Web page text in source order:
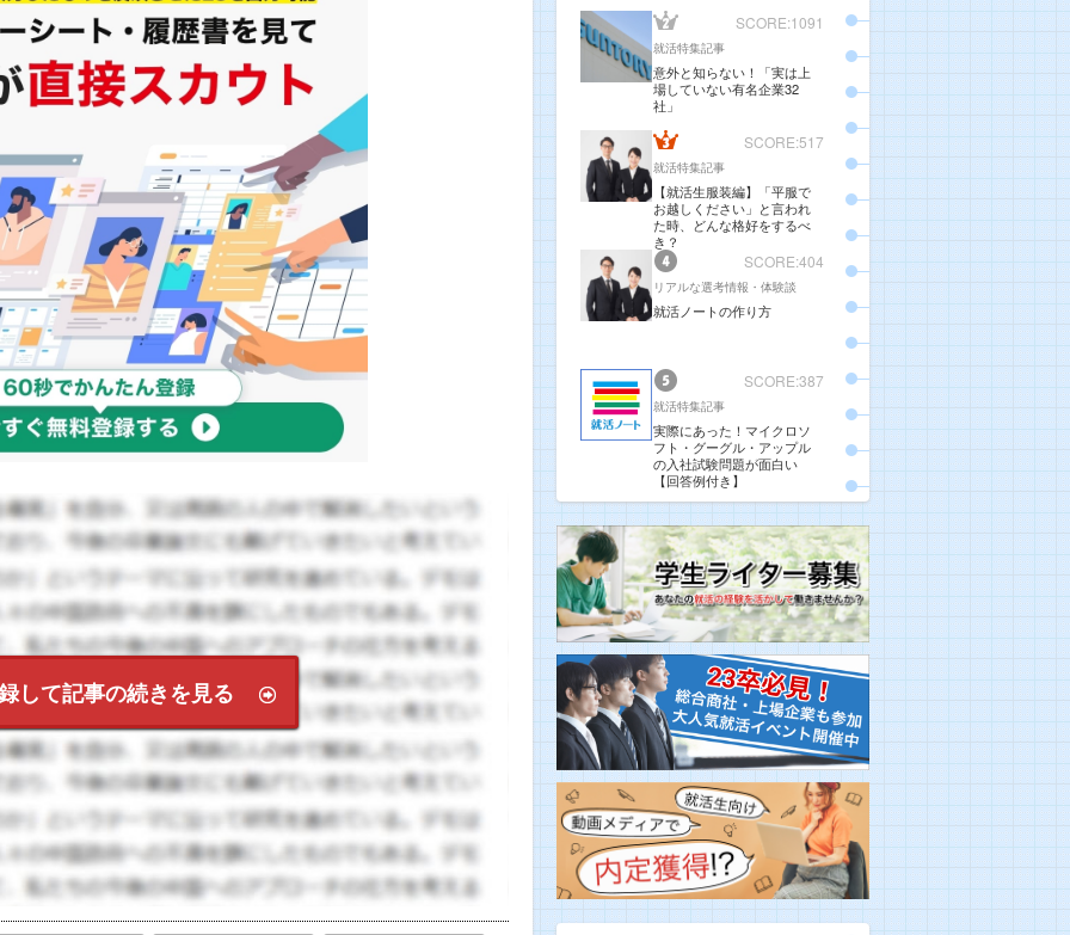
して記事の続きを見る
SCORE:1091
就活特集記事
意外と知らない！「実は上
場していない有名企業32
社」
SCORE:517
就活特集記事
【就活生服装編】「平服で
お越しください」と言われ
た時、どんな格好をするべ
き？
SCORE:404
リアルな選考情報・体験談
就活ノートの作り方
SCORE:387
就活特集記事
実際にあった！マイクロソ
フト・グーグル・アップル
の入社試験問題が面白い
【回答例付き】